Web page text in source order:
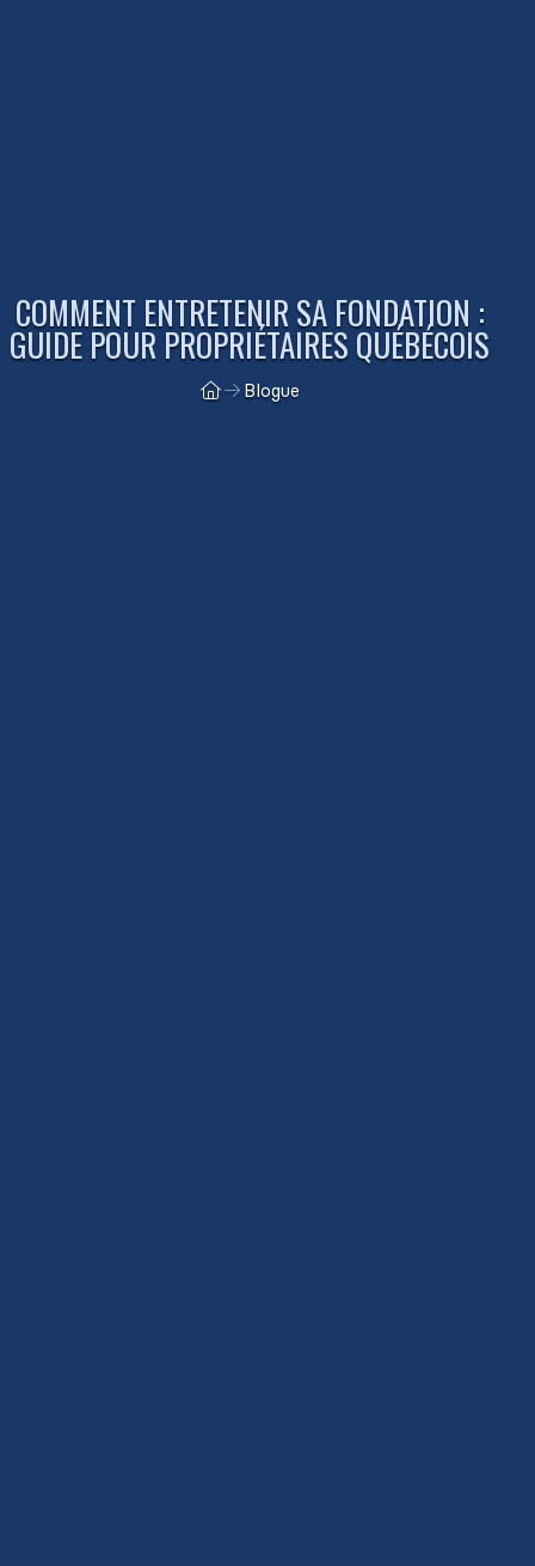
COMMENT ENTRETENIR SA FONDATION :
GUIDE POUR PROPRIÉTAIRES QUÉBÉCOIS
Blogue